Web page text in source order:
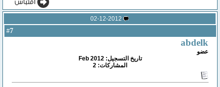
02-12-2012
7
abdelk
عضو
تاريخ التسجيل: Feb 2012
المشاركات: 2